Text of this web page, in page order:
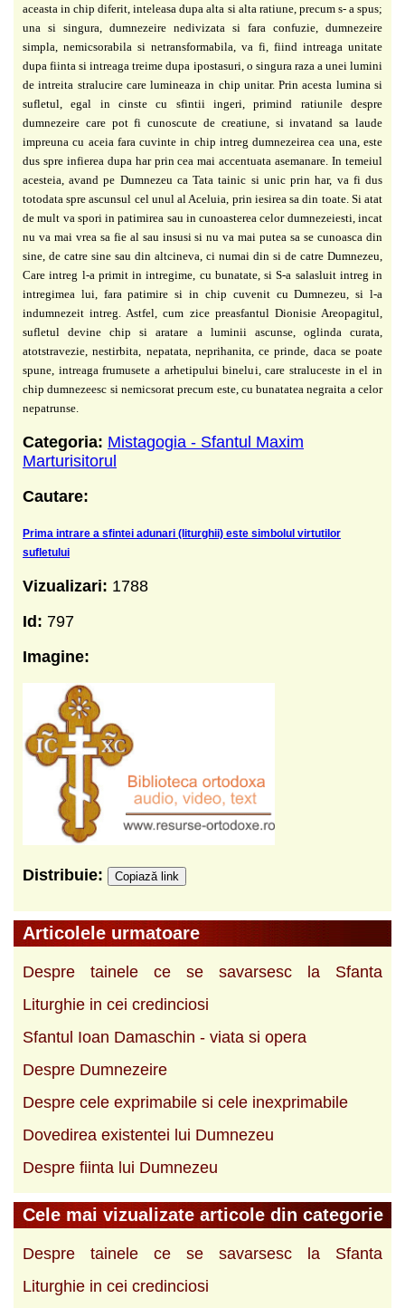
aceasta in chip diferit, inteleasa dupa alta si alta ratiune, precum s- a spus;
una si singura, dumnezeire nedivizata si fara confuzie, dumnezeire
simpla, nemicsorabila si netransformabila, va fi, fiind intreaga unitate
dupa fiinta si intreaga treime dupa ipostasuri, o singura raza a unei lumini
de intreita stralucire care lumineaza in chip unitar. Prin acesta lumina si
sufletul, egal in cinste cu sfintii ingeri, primind ratiunile despre
dumnezeire care pot fi cunoscute de creatiune, si invatand sa laude
impreuna cu aceia fara cuvinte in chip intreg dumnezeirea cea una, este
dus spre infierea dupa har prin cea mai accentuata asemanare. In temeiul
acesteia, avand pe Dumnezeu ca Tata tainic si unic prin har, va fi dus
totodata spre ascunsul cel unul al Aceluia, prin iesirea sa din toate. Si atat
de mult va spori in patimirea sau in cunoasterea celor dumnezeiesti, incat
nu va mai vrea sa fie al sau insusi si nu va mai putea sa se cunoasca din
sine, de catre sine sau din altcineva, ci numai din si de catre Dumnezeu,
Care intreg l-a primit in intregime, cu bunatate, si S-a salasluit intreg in
intregimea lui, fara patimire si in chip cuvenit cu Dumnezeu, si l-a
indumnezeit intreg. Astfel, cum zice preasfantul Dionisie Areopagitul,
sufletul devine chip si aratare a luminii ascunse, oglinda curata,
atotstravezie, nestirbita, nepatata, neprihanita, ce prinde, daca se poate
spune, intreaga frumusete a arhetipului binelui, care straluceste in el in
chip dumnezeesc si nemicsorat precum este, cu bunatatea negraita a celor
nepatrunse.
Categoria: Mistagogia - Sfantul Maxim
Marturisitorul
Cautare:
Prima intrare a sfintei adunari (liturghii) este simbolul virtutilor
sufletului
Vizualizari: 1788
Id: 797
Imagine:
Distribuie: Copiază link
Articolele urmatoare
Despre tainele ce se savarsesc la Sfanta
Liturghie in cei credinciosi
Sfantul Ioan Damaschin - viata si opera
Despre Dumnezeire
Despre cele exprimabile si cele inexprimabile
Dovedirea existentei lui Dumnezeu
Despre fiinta lui Dumnezeu
Cele mai vizualizate articole din categorie
Despre tainele ce se savarsesc la Sfanta
Liturghie in cei credinciosi